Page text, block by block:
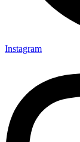
Instagram